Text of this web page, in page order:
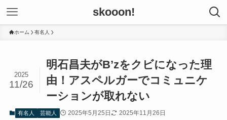
skooon!
ホーム 有名人
明石昌夫がB’zをクビになった理
由！アスペルガーでコミュニケ
ーションが取れない
2025
11/26
有名人 芸能人 2025年5月25日 2025年11月26日